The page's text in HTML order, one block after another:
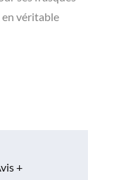
en véritable
+